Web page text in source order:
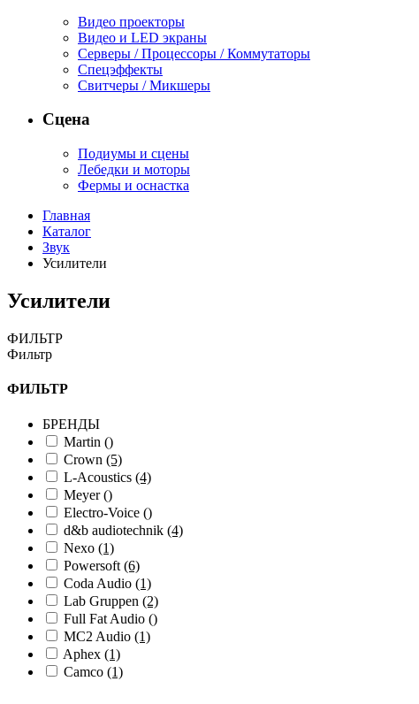
Видео проекторы
Видео и LED экраны
Серверы / Процессоры / Коммутаторы
Спецэффекты
Свитчеры / Микшеры
Сцена
Подиумы и сцены
Лебедки и моторы
Фермы и оснастка
Главная
Каталог
Звук
Усилители
Усилители
ФИЛЬТР
Фильтр
ФИЛЬТР
БРЕНДЫ
Martin ()
Crown (5)
L-Acoustics (4)
Meyer ()
Electro-Voice ()
d&b audiotechnik (4)
Nexo (1)
Powersoft (6)
Coda Audio (1)
Lab Gruppen (2)
Full Fat Audio ()
MC2 Audio (1)
Aphex (1)
Camco (1)